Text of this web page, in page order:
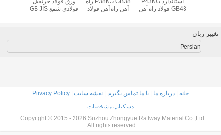
ورق فولاد جرثقیل
فولادی شمع GB JIS
P38KG GB38 راه
آهن راه آهن فولاد
استاندارد P43KG
GB43 فولاد راه آهن
تغییر زبان
Persian
خانه | درباره ما | با ما تماس بگیرید | نقشه سایت |
Privacy Policy
دسکتاپ مشخصات
Copyright © 2015 - 2026 Suzhou Zhongyue Railway Material Co.,Ltd..
All rights reserved.